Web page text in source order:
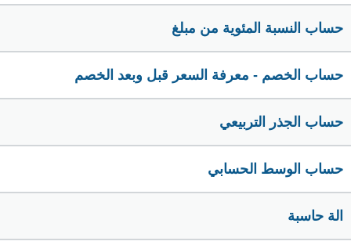
حساب النسبة المئوية من مبلغ
حساب الخصم - معرفة السعر قبل وبعد الخصم
حساب الجذر التربيعي
حساب الوسط الحسابي
الة حاسبة